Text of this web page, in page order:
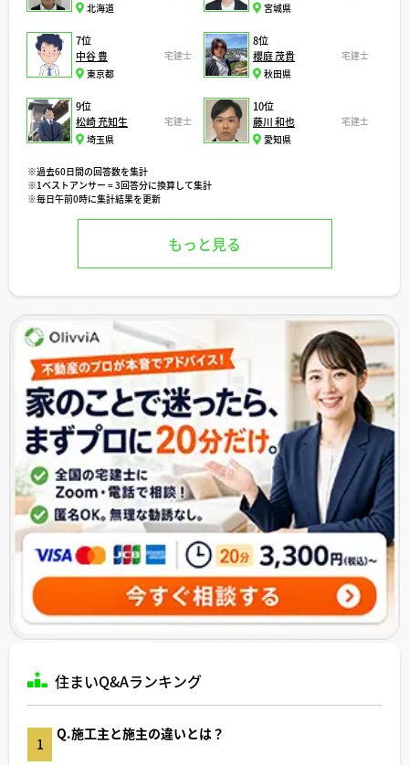
北海道
宮城県
7位
中谷 豊
宅建士
東京都
8位
櫻庭 茂貴
宅建士
秋田県
9位
松崎 充知生
宅建士
埼玉県
10位
藤川 和也
宅建士
愛知県
※過去60日間の回答数を集計
※1ベストアンサー = 3回答分に換算して集計
※毎日午前0時に集計結果を更新
もっと見る
住まいQ&Aランキング
1
Q.施工主と施主の違いとは？